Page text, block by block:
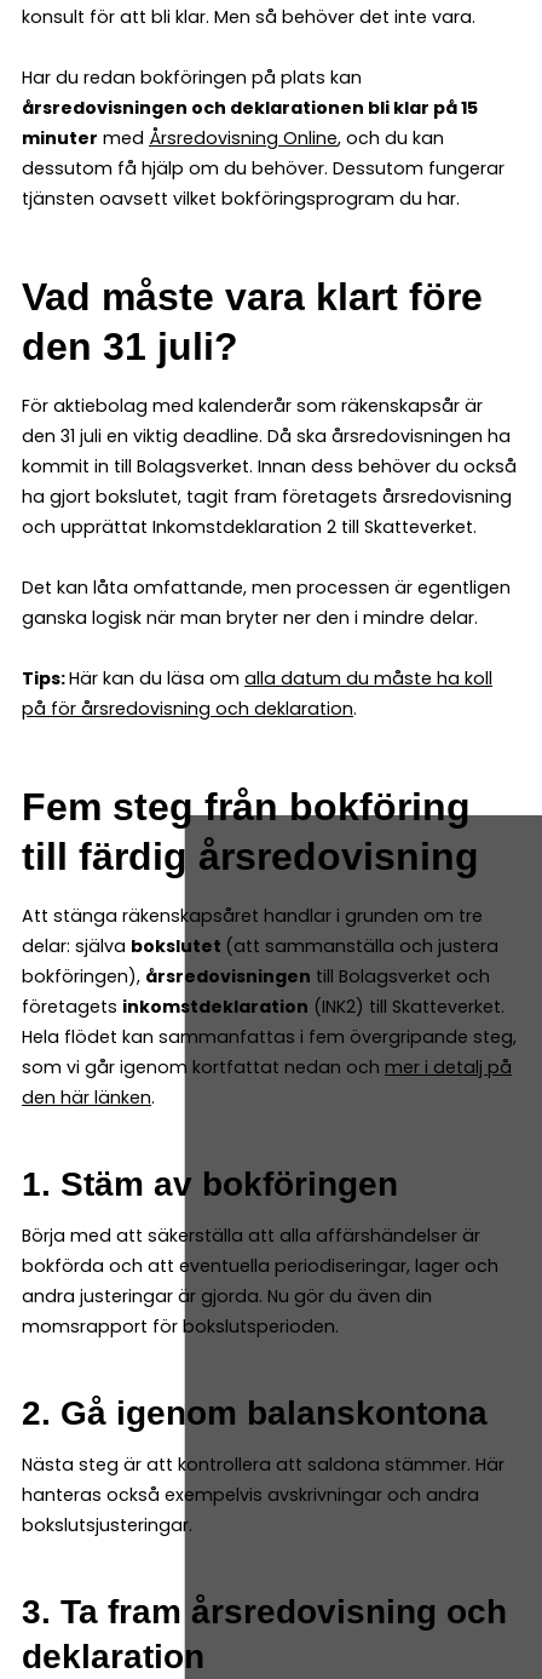
konsult för att bli klar. Men så behöver det inte vara.
Har du redan bokföringen på plats kan
årsredovisningen och deklarationen bli klar på 15
minuter med Årsredovisning Online, och du kan
dessutom få hjälp om du behöver. Dessutom fungerar
tjänsten oavsett vilket bokföringsprogram du har.
Vad måste vara klart före
den 31 juli?
För aktiebolag med kalenderår som räkenskapsår är
den 31 juli en viktig deadline. Då ska årsredovisningen ha
kommit in till Bolagsverket. Innan dess behöver du också
ha gjort bokslutet, tagit fram företagets årsredovisning
och upprättat Inkomstdeklaration 2 till Skatteverket.
Det kan låta omfattande, men processen är egentligen
ganska logisk när man bryter ner den i mindre delar.
Tips:Här kan du läsa om alla datum du måste ha koll
på för årsredovisning och deklaration.
Fem steg från bokföring
till färdig årsredovisning
Att stänga räkenskapsåret handlar i grunden om tre
delar: själva bokslutet (att sammanställa och justera
bokföringen), årsredovisningen till Bolagsverket och
företagets inkomstdeklaration (INK2) till Skatteverket.
Hela flödet kan sammanfattas i fem övergripande steg,
som vi går igenom kortfattat nedan och mer i detalj på
den här länken.
1. Stäm av bokföringen
Börja med att säkerställa att alla affärshändelser är
bokförda och att eventuella periodiseringar, lager och
andra justeringar är gjorda. Nu gör du även din
momsrapport för bokslutsperioden.
2. Gå igenom balanskontona
Nästa steg är att kontrollera att saldona stämmer. Här
hanteras också exempelvis avskrivningar och andra
bokslutsjusteringar.
3. Ta fram årsredovisning och
deklaration